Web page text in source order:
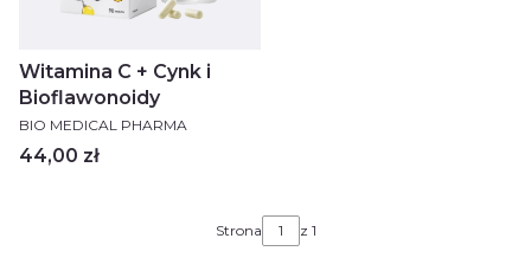
Witamina C + Cynk i
Bioflawonoidy
PRODUCENT
BIO MEDICAL PHARMA
Cena
44,00 zł
Strona z 1